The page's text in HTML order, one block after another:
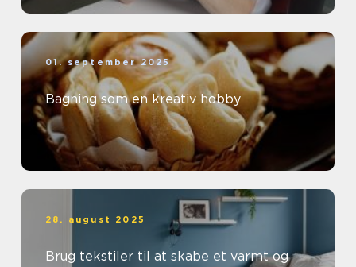
01. september 2025
Bagning som en kreativ hobby
28. august 2025
Brug tekstiler til at skabe et varmt og